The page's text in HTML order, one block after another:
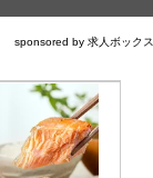
sponsored by 求人ボックス